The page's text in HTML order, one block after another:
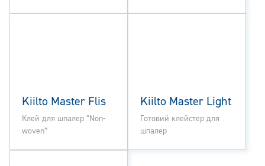
Kiilto Master Flis
Клей для шпалер “Non-
woven”
Kiilto Master Light
Готовий клейстер для
шпалер